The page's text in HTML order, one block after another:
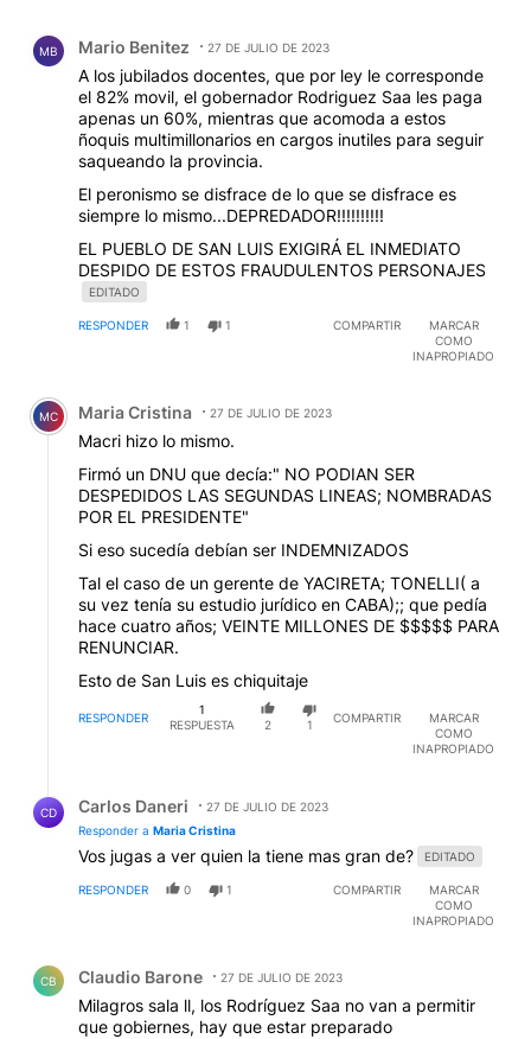
generaciones enteras formadas así. Andá a
revertirlo...
MB Mario Benitez 27 DE JULIO DE 2023
A los jubilados docentes, que por ley le corresponde
el 82% movil, el gobernador Rodriguez Saa les paga
apenas un 60%, mientras que acomoda a estos
ñoquis multimillonarios en cargos inutiles para seguir
saqueando la provincia.
El peronismo se disfrace de lo que se disfrace es
siempre lo mismo...DEPREDADOR!!!!!!!!!!
EL PUEBLO DE SAN LUIS EXIGIRÁ EL INMEDIATO
DESPIDO DE ESTOS FRAUDULENTOS PERSONAJES
EDITADO
RESPONDER 1 1 COMPARTIR
MARCAR
COMO
INAPROPIADO
Comentario de Maria Cristina.
MC Maria Cristina 27 DE JULIO DE 2023
Macri hizo lo mismo.
Firmó un DNU que decía:" NO PODIAN SER
DESPEDIDOS LAS SEGUNDAS LINEAS; NOMBRADAS
POR EL PRESIDENTE"
Si eso sucedía debían ser INDEMNIZADOS
Tal el caso de un gerente de YACIRETA; TONELLI( a
su vez tenía su estudio jurídico en CABA);; que pedía
hace cuatro años; VEINTE MILLONES DE $$$$$ PARA
RENUNCIAR.
Esto de San Luis es chiquitaje
RESPONDER
1
RESPUESTA
2 1
COMPARTIR
MARCAR
COMO
INAPROPIADO
CD Carlos Daneri
27 DE JULIO DE 2023
Responder a Maria Cristina
Vos jugas a ver quien la tiene mas gran de? EDITADO
RESPONDER 0 1 COMPARTIR
MARCAR
COMO
INAPROPIADO
CB Claudio Barone 27 DE JULIO DE 2023
Milagros sala ll, los Rodríguez Saa no van a permitir
que gobiernes, hay que estar preparado